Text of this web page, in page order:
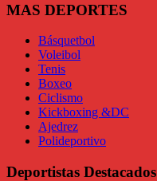
MAS DEPORTES
Básquetbol
Voleibol
Tenis
Boxeo
Ciclismo
Kickboxing &DC
Ajedrez
Polideportivo
Deportistas Destacados